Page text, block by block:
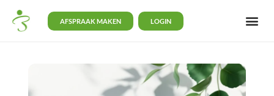
AFSPRAAK MAKEN LOGIN